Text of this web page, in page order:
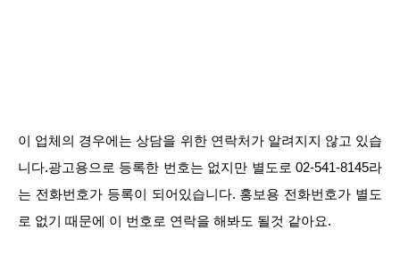
이 업체의 경우에는 상담을 위한 연락처가 알려지지 않고 있습
니다.광고용으로 등록한 번호는 없지만 별도로 02-541-8145라
는 전화번호가 등록이 되어있습니다. 홍보용 전화번호가 별도
로 없기 때문에 이 번호로 연락을 해봐도 될것 같아요.